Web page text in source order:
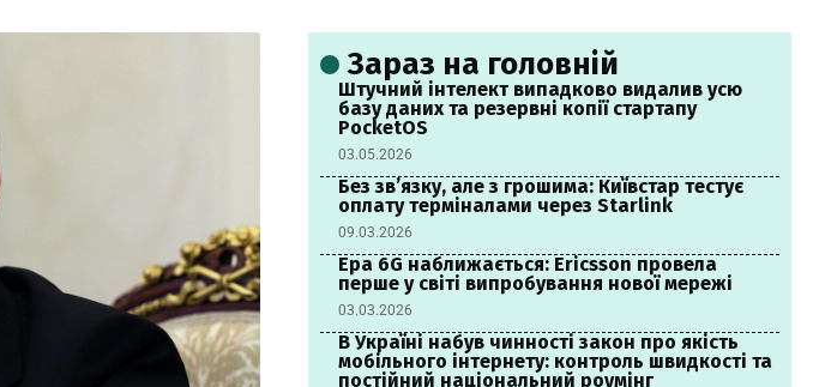
Зараз на головній
Штучний інтелект випадково видалив усю
базу даних та резервні копії стартапу
PocketOS
03.05.2026
Без зв’язку, але з грошима: Київстар тестує
оплату терміналами через Starlink
09.03.2026
Ера 6G наближається: Ericsson провела
перше у світі випробування нової мережі
03.03.2026
В Україні набув чинності закон про якість
мобільного інтернету: контроль швидкості та
постійний національний роумінг